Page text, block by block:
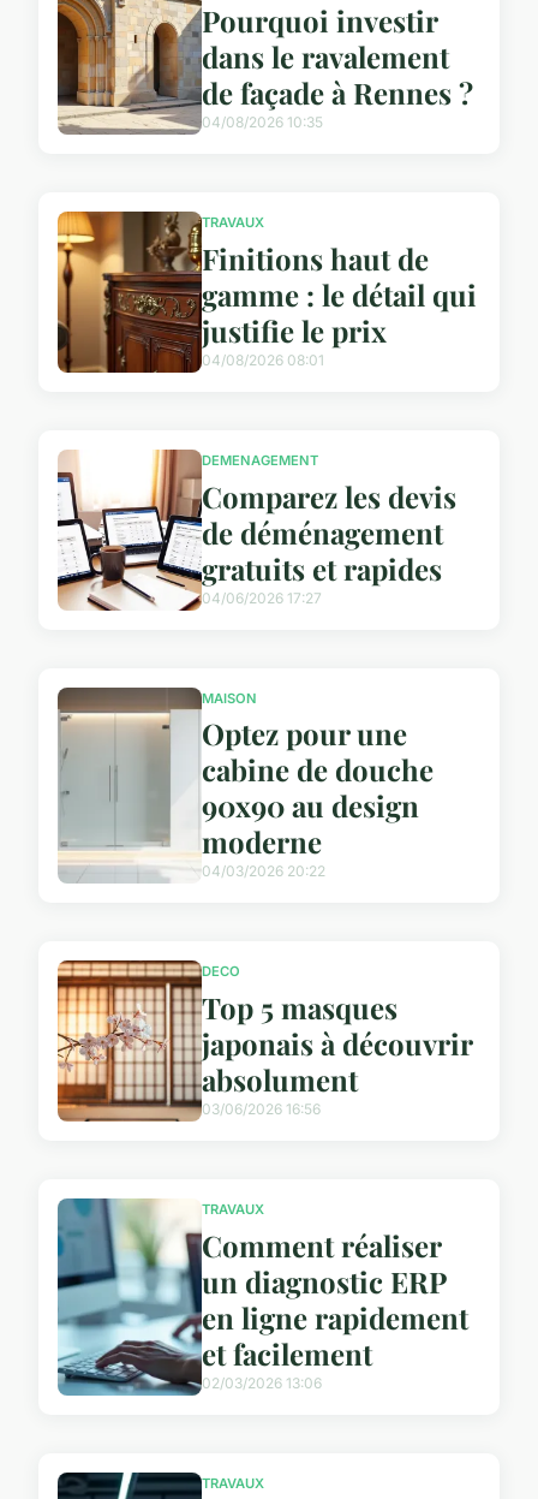
Pourquoi investir
dans le ravalement
de façade à Rennes ?
04/08/2026 10:35
TRAVAUX
Finitions haut de
gamme : le détail qui
justifie le prix
04/08/2026 08:01
DEMENAGEMENT
Comparez les devis
de déménagement
gratuits et rapides
04/06/2026 17:27
MAISON
Optez pour une
cabine de douche
90x90 au design
moderne
04/03/2026 20:22
DECO
Top 5 masques
japonais à découvrir
absolument
03/06/2026 16:56
TRAVAUX
Comment réaliser
un diagnostic ERP
en ligne rapidement
et facilement
02/03/2026 13:06
TRAVAUX